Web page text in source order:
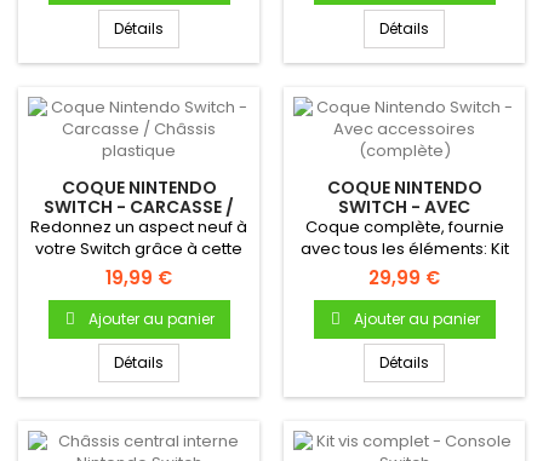
Détails Détails
COQUE NINTENDO
SWITCH - CARCASSE /
CHÂSSIS PLASTIQUE
Redonnez un aspect neuf à
votre Switch grâce à cette
coque de remplacement...
19,99 €
Ajouter au panier
Détails
COQUE NINTENDO
SWITCH - AVEC
ACCESSOIRES
(COMPLÈTE)
Coque complète, fournie
avec tous les éléments: Kit
vis, béquille, boutons,...
29,99 €
Ajouter au panier
Détails